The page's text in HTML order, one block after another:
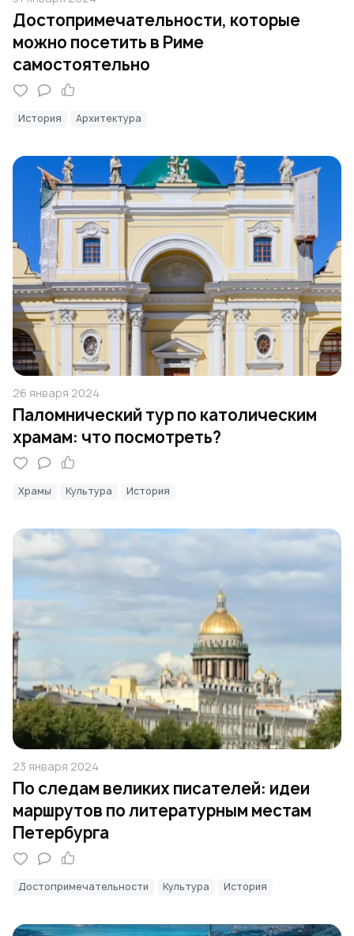
Достопримечательности, которые
можно посетить в Риме
самостоятельно
История Архитектура
26 января 2024
Паломнический тур по католическим
храмам: что посмотреть?
Храмы Культура История
23 января 2024
По следам великих писателей: идеи
маршрутов по литературным местам
Петербурга
Достопримечательности Культура История